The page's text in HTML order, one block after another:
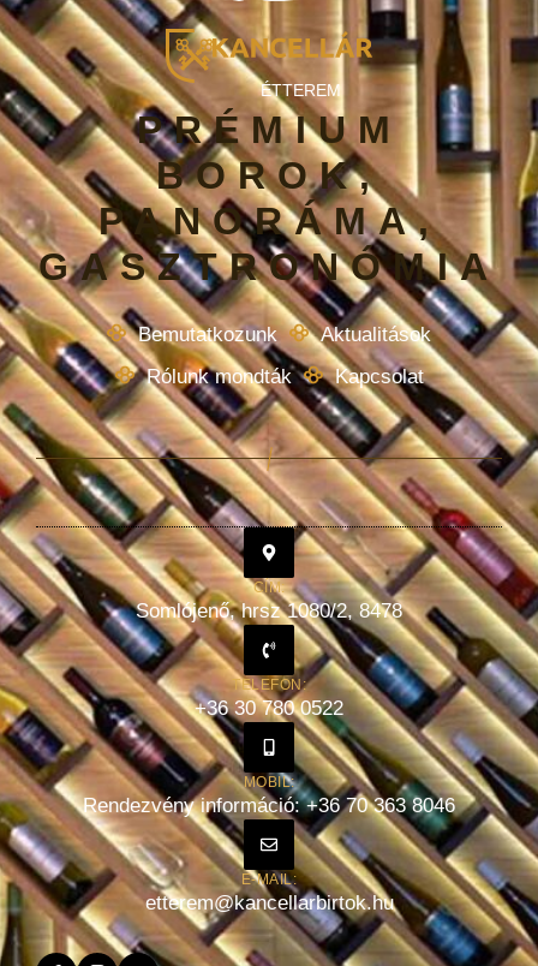
ÉTTEREM
PRÉMIUM
BOROK,
PANORÁMA,
GASZTRONÓMIA
Bemutatkozunk
Aktualitások
Rólunk mondták
Kapcsolat
CÍM:
Somlójenő, hrsz 1080/2, 8478
TELEFON:
+36 30 780 0522
MOBIL:
Rendezvény információ: +36 70 363 8046
E-MAIL:
etterem@kancellarbirtok.hu